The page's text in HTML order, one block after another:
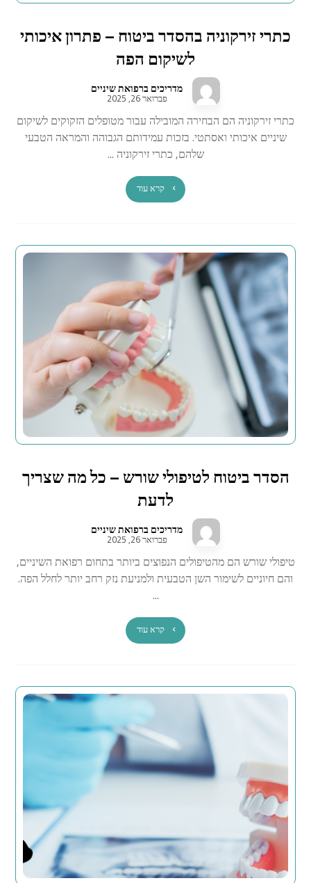
כתרי זירקוניה בהסדר ביטוח – פתרון איכותי
לשיקום הפה
מדריכים ברפואת שיניים
פברואר 26, 2025
כתרי זירקוניה הם הבחירה המובילה עבור מטופלים הזקוקים לשיקום
שיניים איכותי ואסתטי. בזכות עמידותם הגבוהה והמראה הטבעי
שלהם, כתרי זירקוניה ...
קרא עוד
הסדר ביטוח לטיפולי שורש – כל מה שצריך
לדעת
מדריכים ברפואת שיניים
פברואר 26, 2025
טיפולי שורש הם מהטיפולים הנפוצים ביותר בתחום רפואת השיניים,
והם חיוניים לשימור השן הטבעית ולמניעת נזק רחב יותר לחלל הפה.
...
קרא עוד